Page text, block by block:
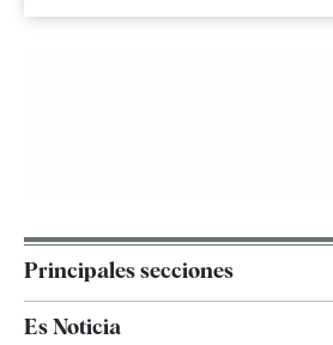
Principales secciones
España
Es Noticia